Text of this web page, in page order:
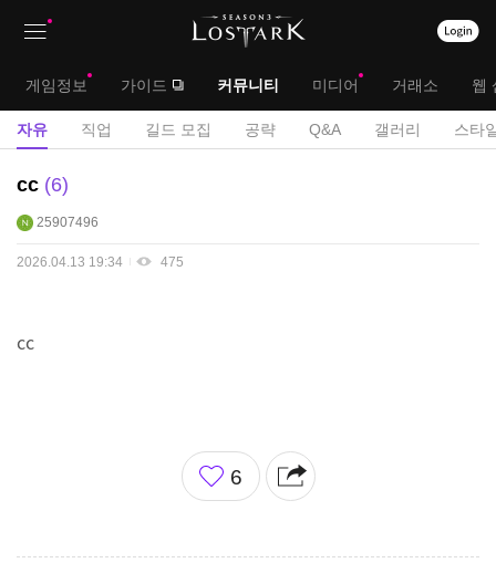
대
메
게임정보 가이드 커뮤니티 미디어 거래소 웹
서
자유 직업 길드 모집 공략 Q&A 갤러리 스타
자
게
cc 6
25907496
2026.04.13 19:34 475
cc
좋
아
6